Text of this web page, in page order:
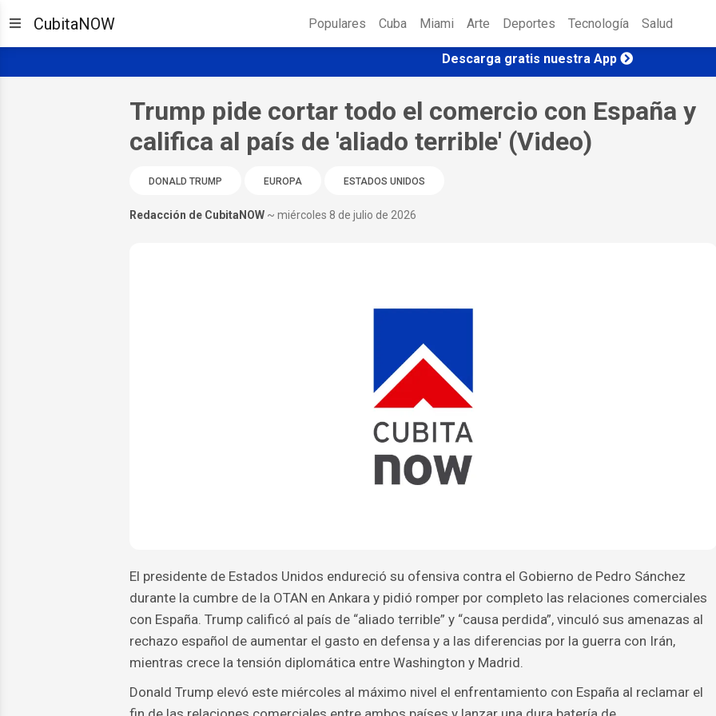
CubitaNOW Populares Cuba Miami Arte Deportes Tecnología Salud
Descarga gratis nuestra App
Trump pide cortar todo el comercio con España y
califica al país de 'aliado terrible' (Video)
DONALD TRUMP EUROPA ESTADOS UNIDOS
Redacción de CubitaNOW ~ miércoles 8 de julio de 2026
El presidente de Estados Unidos endureció su ofensiva contra el Gobierno de Pedro Sánchez
durante la cumbre de la OTAN en Ankara y pidió romper por completo las relaciones comerciales
con España. Trump calificó al país de “aliado terrible” y “causa perdida”, vinculó sus amenazas al
rechazo español de aumentar el gasto en defensa y a las diferencias por la guerra con Irán,
mientras crece la tensión diplomática entre Washington y Madrid.
Donald Trump elevó este miércoles al máximo nivel el enfrentamiento con España al reclamar el